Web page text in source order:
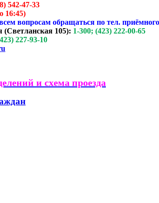
542-47-33
16:45)
вопросам обращаться по тел.
(Светланская 105): 1-300; (423) 222-00-65
227-93-10
и схема проезда